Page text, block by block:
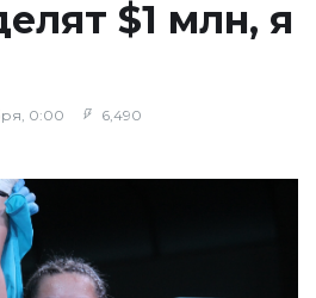
$1 млн, я
0:00 6,490